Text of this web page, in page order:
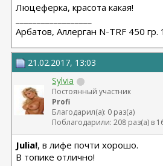
Люцеферка, красота какая!
Арбатов, Аллерган N-TRF 450
21.02.2017, 13:03
Sylvia
Постоянный участник
Profi
Благодарил(а): 0 раз(а)
Поблагодарили: 208 раз(а) в
Julia!, в лифе почти хорошо.
В топике отлично!